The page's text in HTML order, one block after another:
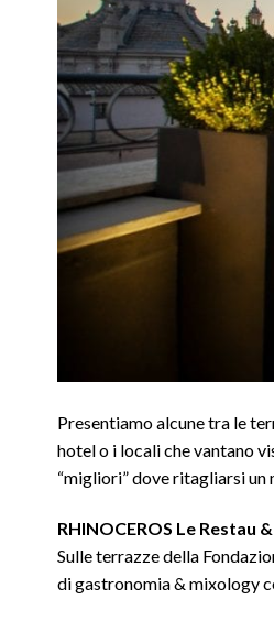
Presentiamo alcune tra le
hotel o i locali che vantano
“migliori” dove ritagliarsi
RHINOCEROS Le Restau
Sulle terrazze della
di gastronomia & mixology